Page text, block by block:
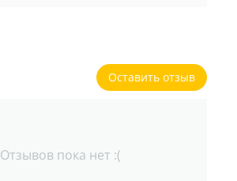
Оставить отзыв
Отзывов пока нет :(